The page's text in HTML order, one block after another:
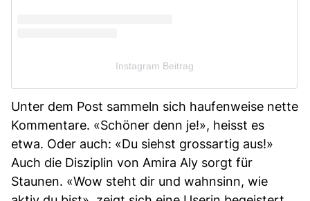
Instagram Beitrag
Unter dem Post sammeln sich haufenweise nette
Kommentare. «Schöner denn je!», heisst es
etwa. Oder auch: «Du siehst grossartig aus!»
Auch die Disziplin von Amira Aly sorgt für
Staunen. «Wow steht dir und wahnsinn, wie